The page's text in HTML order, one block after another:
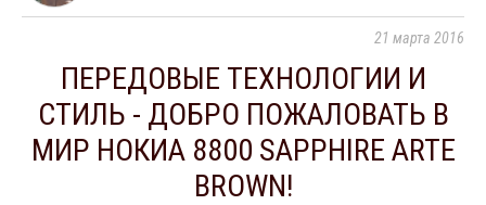
21 марта 2016
ПЕРЕДОВЫЕ ТЕХНОЛОГИИ И
СТИЛЬ - ДОБРО ПОЖАЛОВАТЬ В
МИР НОКИА 8800 SAPPHIRE ARTE
BROWN!
Блог